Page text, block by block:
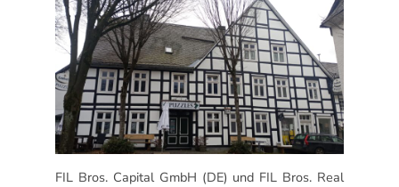
FIL Bros. Capital GmbH (DE) und FIL Bros. Real